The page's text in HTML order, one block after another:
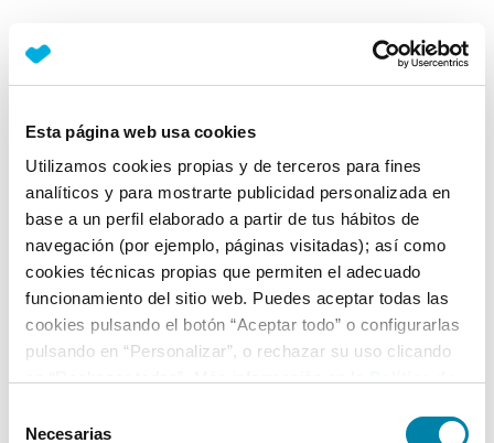
Esta página web usa cookies
Utilizamos cookies propias y de terceros para fines
analíticos y para mostrarte publicidad personalizada en
base a un perfil elaborado a partir de tus hábitos de
navegación (por ejemplo, páginas visitadas); así como
cookies técnicas propias que permiten el adecuado
funcionamiento del sitio web. Puedes aceptar todas las
cookies pulsando el botón “Aceptar todo” o configurarlas
pulsando en “Personalizar”, o rechazar su uso clicando
Necesarias
Detalles destacados
Full Link (Android Auto, Apple CarPlay y Mirror Link)
Conexión Bluetooth con audiostreaming
Cubierta de maletero
+ Ver todos
Ficha técnica